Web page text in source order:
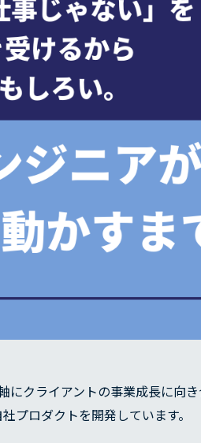
クライアントの事業成長に向
プロダクトを開発しています。